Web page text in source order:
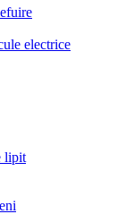
electrice
lipit